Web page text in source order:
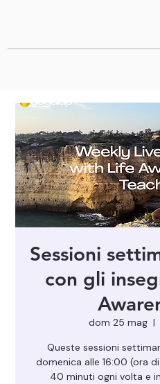
Sessioni
con gli
dom 25 mag
  |
Queste sessioni
domenica alle 16:00 (ora
40 minuti ogni volta e